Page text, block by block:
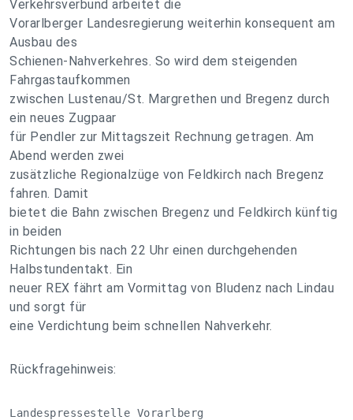
Verkehrsverbund arbeitet die
Vorarlberger Landesregierung weiterhin konsequent am
Ausbau des
Schienen-Nahverkehres. So wird dem steigenden
Fahrgastaufkommen
zwischen Lustenau/St. Margrethen und Bregenz durch
ein neues Zugpaar
für Pendler zur Mittagszeit Rechnung getragen. Am
Abend werden zwei
zusätzliche Regionalzüge von Feldkirch nach Bregenz
fahren. Damit
bietet die Bahn zwischen Bregenz und Feldkirch künftig
in beiden
Richtungen bis nach 22 Uhr einen durchgehenden
Halbstundentakt. Ein
neuer REX fährt am Vormittag von Bludenz nach Lindau
und sorgt für
eine Verdichtung beim schnellen Nahverkehr.
Rückfragehinweis:
Landespressestelle Vorarlberg